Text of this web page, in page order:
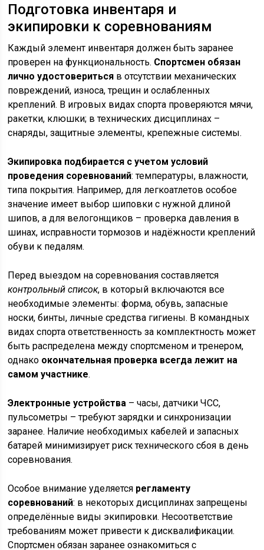
Подготовка инвентаря и
экипировки к соревнованиям
Каждый элемент инвентаря должен быть заранее
проверен на функциональность. Спортсмен обязан
лично удостовериться в отсутствии механических
повреждений, износа, трещин и ослабленных
креплений. В игровых видах спорта проверяются мячи,
ракетки, клюшки; в технических дисциплинах –
снаряды, защитные элементы, крепежные системы.
Экипировка подбирается с учетом условий
проведения соревнований: температуры, влажности,
типа покрытия. Например, для легкоатлетов особое
значение имеет выбор шиповки с нужной длиной
шипов, а для велогонщиков – проверка давления в
шинах, исправности тормозов и надёжности креплений
обуви к педалям.
Перед выездом на соревнования составляется
контрольный список, в который включаются все
необходимые элементы: форма, обувь, запасные
носки, бинты, личные средства гигиены. В командных
видах спорта ответственность за комплектность может
быть распределена между спортсменом и тренером,
однако окончательная проверка всегда лежит на
самом участнике.
Электронные устройства – часы, датчики ЧСС,
пульсометры – требуют зарядки и синхронизации
заранее. Наличие необходимых кабелей и запасных
батарей минимизирует риск технического сбоя в день
соревнования.
Особое внимание уделяется регламенту
соревнований: в некоторых дисциплинах запрещены
определённые виды экипировки. Несоответствие
требованиям может привести к дисквалификации.
Спортсмен обязан заранее ознакомиться с